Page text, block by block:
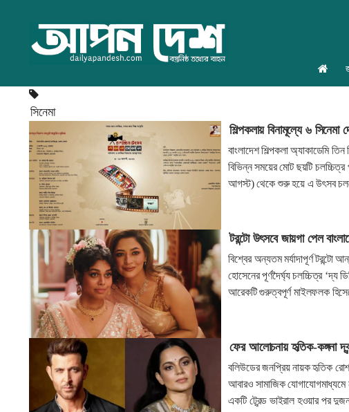
সিনেমা
শিল্পকলায় বিনামূল্যে ৬ সিনেমা
বাংলাদেশ শিল্পকলা অ্যাকাডেমি
বিভিন্ন সময়ের মোট ছয়টি
আগস্ট) থেকে শুরু হয়ে এ উৎসব
টরন্টো উৎসবে জায়গা পেল
বিশ্বের অন্যতম মর্যাদাপূর্ণ টরন্টো
হোসেনের পূর্ণদৈর্ঘ্য চলচ্চিত্র ‘দ্য
আরেকটি গুরুত্বপূর্ণ মাইলফলক
ফের আলোচনায় হৃতিক-কঙ্গনা
বলিউডের জনপ্রিয় নায়ক হৃতিক
আবারও সামাজিক
একটি ট্রেন্ড ভাইরাল হওয়ার পর